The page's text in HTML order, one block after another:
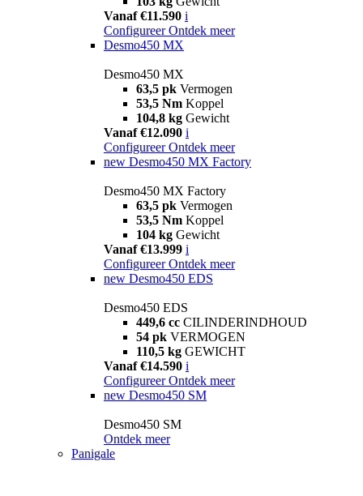
Vanaf €11.590 i
Configureer Ontdek meer
Desmo450 MX
Desmo450 MX
63,5 pk Vermogen
53,5 Nm Koppel
104,8 kg Gewicht
Vanaf €12.090 i
Configureer Ontdek meer
new Desmo450 MX Factory
Desmo450 MX Factory
63,5 pk Vermogen
53,5 Nm Koppel
104 kg Gewicht
Vanaf €13.999 i
Configureer Ontdek meer
new Desmo450 EDS
Desmo450 EDS
449,6 cc CILINDERINDHOUD
54 pk VERMOGEN
110,5 kg GEWICHT
Vanaf €14.590 i
Configureer Ontdek meer
new Desmo450 SM
Desmo450 SM
Ontdek meer
Panigale